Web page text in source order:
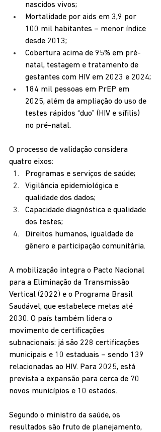
nascidos vivos;
Mortalidade por aids em 3,9 por
100 mil habitantes – menor índice
desde 2013;
Cobertura acima de 95% em pré-
natal, testagem e tratamento de
gestantes com HIV em 2023 e 2024;
184 mil pessoas em PrEP em
2025, além da ampliação do uso de
testes rápidos “duo” (HIV e sífilis)
no pré-natal.
O processo de validação considera
quatro eixos:
Programas e serviços de saúde;
Vigilância epidemiológica e
qualidade dos dados;
Capacidade diagnóstica e qualidade
dos testes;
Direitos humanos, igualdade de
gênero e participação comunitária.
A mobilização integra o Pacto Nacional
para a Eliminação da Transmissão
Vertical (2022) e o Programa Brasil
Saudável, que estabelece metas até
2030. O país também lidera o
movimento de certificações
subnacionais: já são 228 certificações
municipais e 10 estaduais – sendo 139
relacionadas ao HIV. Para 2025, está
prevista a expansão para cerca de 70
novos municípios e 10 estados.
Segundo o ministro da saúde, os
resultados são fruto de planejamento,